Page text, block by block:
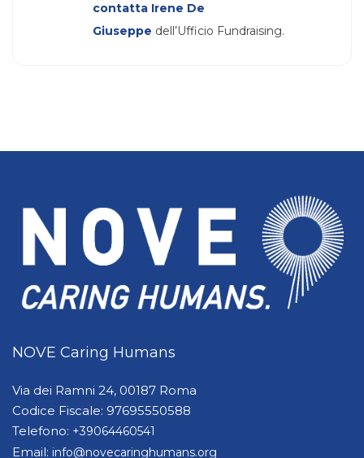
contatta Irene De
Giuseppe dell’Ufficio Fundraising.
NOVE Caring Humans
Via dei Ramni 24, 00187 Roma
Codice Fiscale: 97695550588
Telefono: +39064460541
Email: info@novecaringhumans.org